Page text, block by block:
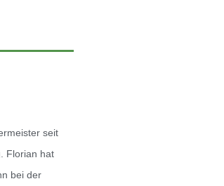
seit
Florian hat
bei der